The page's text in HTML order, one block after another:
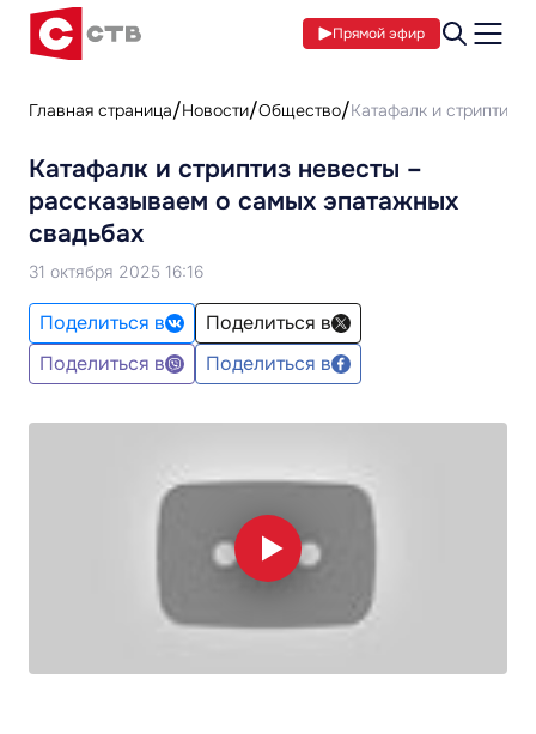
Прямой эфир
Главная страница Новости Общество Катафалк и стриптиз
Катафалк и стриптиз невесты –
рассказываем о самых эпатажных
свадьбах
31 октября 2025 16:16
Поделиться в
Поделиться в
Поделиться в
Поделиться в